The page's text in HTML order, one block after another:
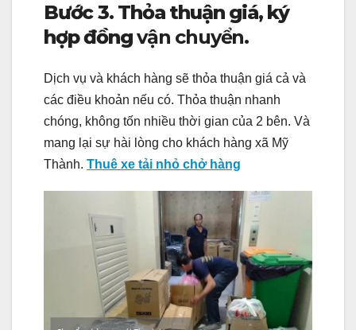
Bước 3. Thỏa thuận giá, ký
hợp đồngvận chuyển.
Dịch vụ và khách hàng sẽ thỏa thuận giá cả và
các điều khoản nếu có. Thỏa thuận nhanh
chóng, không tốn nhiều thời gian của 2 bên. Và
mang lại sự hài lòng cho khách hàng xã Mỹ
Thành. Thuê xe tải nhỏ chở hàng